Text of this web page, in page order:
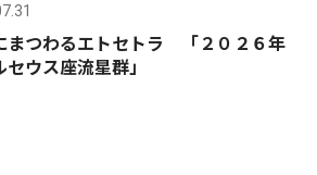
まつわるエトセトラ 「２０２６年
セウス座流星群」